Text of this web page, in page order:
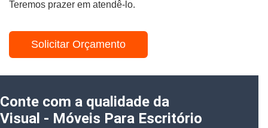
Teremos prazer em atendê-lo.
Solicitar Orçamento
Conte com a qualidade da
Visual - Móveis Para Escritório